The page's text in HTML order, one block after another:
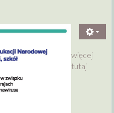
więcej
tutaj